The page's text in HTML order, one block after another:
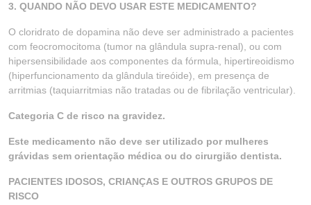
3. QUANDO NÃO DEVO USAR ESTE MEDICAMENTO?
O cloridrato de dopamina não deve ser administrado a pacientes
com feocromocitoma (tumor na glândula supra-renal), ou com
hipersensibilidade aos componentes da fórmula, hipertireoidismo
(hiperfuncionamento da glândula tireóide), em presença de
arritmias (taquiarritmias não tratadas ou de fibrilação ventricular).
Categoria C de risco na gravidez.
Este medicamento não deve ser utilizado por mulheres
grávidas sem orientação médica ou do cirurgião dentista.
PACIENTES IDOSOS, CRIANÇAS E OUTROS GRUPOS DE
RISCO